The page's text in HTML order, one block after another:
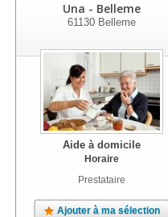
Una - Belleme
61130 Belleme
Aide à domicile
Horaire
Prestataire
Ajouter à ma sélection